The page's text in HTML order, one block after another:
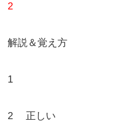
2
解説＆覚え方
1
2 正しい